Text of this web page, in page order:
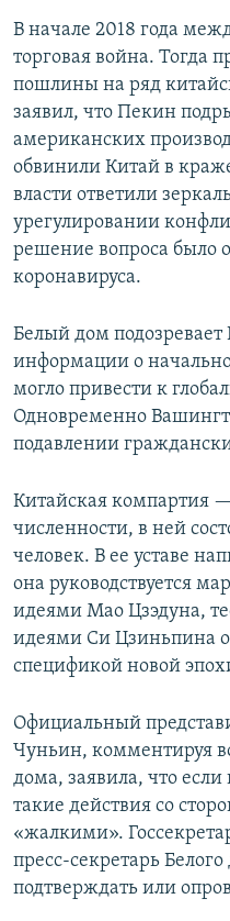
В начале 2018 года
торговая война. Тогда
пошлины на ряд
заявил, что Пекин
американских
обвинили Китай в
власти ответили
урегулировании
решение вопроса было
коронавируса.
Белый дом
информации о
могло привести к
Одновременно
подавлении
Китайская компартия
численности, в ней
человек. В ее уставе
она руководствуется
идеями Мао Цзэдуна,
идеями Си Цзиньпина
спецификой новой
Официальный
Чуньин, комментируя
дома, заявила, что
такие действия со
«жалкими».
пресс-секретарь
подтверждать или